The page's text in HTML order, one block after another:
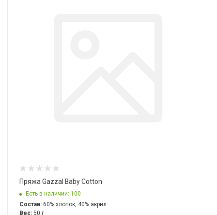
Пряжа Gazzal Baby Cotton
Есть в наличии: 100
Состав: 60% хлопок, 40% акрил
Вес: 50 г